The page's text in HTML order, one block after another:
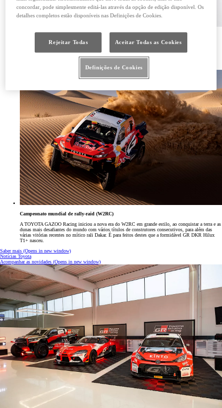
Depois de conquistar a histórica quinta vitória consecutiva nas 24 Horas de Le Mans e se tornar
campeã por diversas vezes, a TOYOTA GAZOO Racing continua a inovar na eletrificação e a
aprimorar o desempenho do recordista GR010 Hybrid, pronto para desafios épicos que testam os
Campeonato mundial de rally-raid (W2RC)
A TOYOTA GAZOO Racing iniciou a nova era do W2RC em grande estilo, ao conquistar a terra e as
dunas mais desafiantes do mundo com vários títulos de construtores consecutivos, para além das
várias vitórias recentes no mítico rali Dakar. É para feitos destes que a formidável GR DKR Hilux
T1+ nasceu.
Saber mais (Opens in new window)
Notícias Toyota
Acompanhar as novidades (Opens in new window)
concordar, pode simplesmente editá-las através da opção de edição disponível. Os
detalhes completos estão disponíveis nas Definições de Cookies.
Rejeitar Todas Aceitar Todas as Cookies
Definições de Cookies